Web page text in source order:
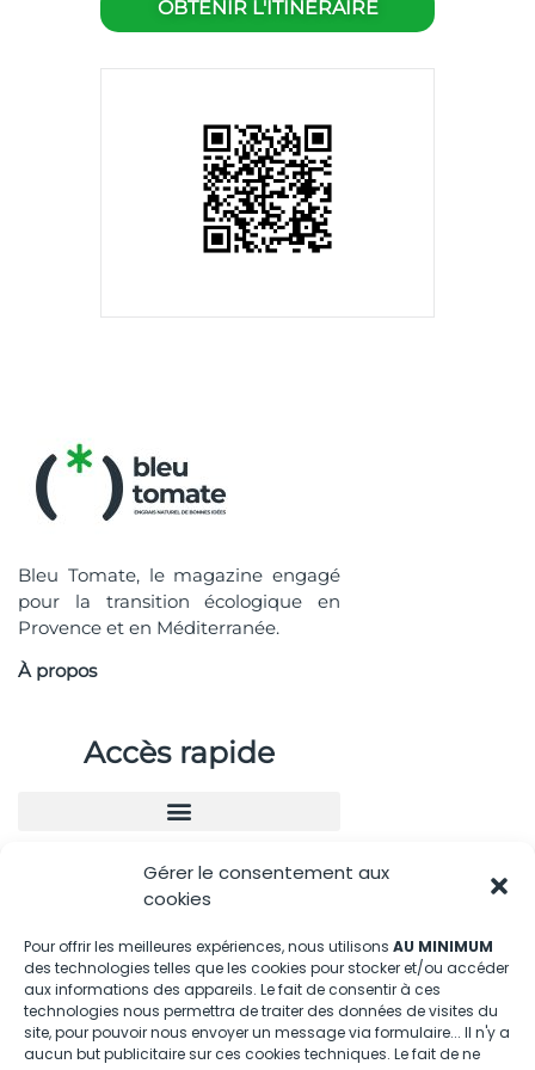
Gérer le consentement aux
cookies
Pour offrir les meilleures expériences, nous utilisons AU MINIMUM
des technologies telles que les cookies pour stocker et/ou accéder
aux informations des appareils. Le fait de consentir à ces
technologies nous permettra de traiter des données de visites du
site, pour pouvoir nous envoyer un message via formulaire... Il n'y a
aucun but publicitaire sur ces cookies techniques. Le fait de ne
Bleu Tomate, le magazine engagé
pour la transition écologique en
Provence et en Méditerranée.
À propos
Accès rapide
Nous contacter
04.88.08.75.28
contactBT@bleu-tomate.fr
Kit média